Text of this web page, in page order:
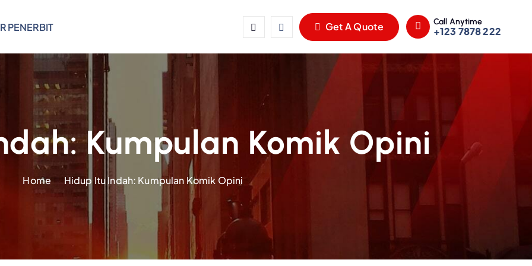
PENERBIT Get A Quote Call Anytime
+123 7878 222
Kumpulan Komik Opini
Home Hidup Itu Indah: Kumpulan Komik Opini